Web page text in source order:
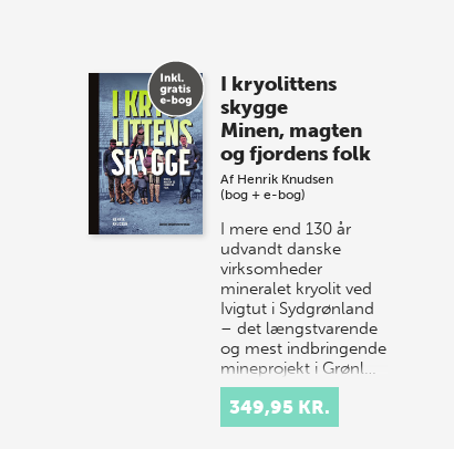
Spar op til 70% til
sommer-lagersalg!
Vi gentager succesen og inviterer igen i
år til vores store sommer-lagersalg,
så sæt kryds i kalenderen onsdag den
10. j…
I kryolittens
skygge
Minen, magten
og fjordens folk
Af Henrik Knudsen
(bog + e-bog)
I mere end 130 år
udvandt danske
virksomheder
mineralet kryolit ved
Ivigtut i Sydgrønland
– det længstvarende
og mest indbringende
mineprojekt i Grønl…
349,95 KR.